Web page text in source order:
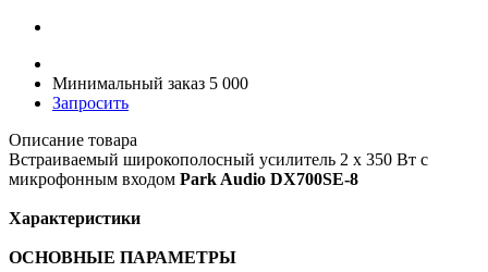
Минимальный заказ 5 000
Запросить
Описание товара
Встраиваемый широкополосный усилитель 2 x 350 Вт с
микрофонным входом Park Audio DX700SE-8
Характеристики
ОСНОВНЫЕ ПАРАМЕТРЫ